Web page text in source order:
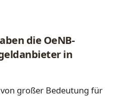
die OeNB-
in
großer Bedeutung für